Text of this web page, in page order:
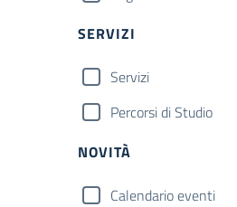
SERVIZI
Servizi
Percorsi di Studio
NOVITÀ
Calendario eventi